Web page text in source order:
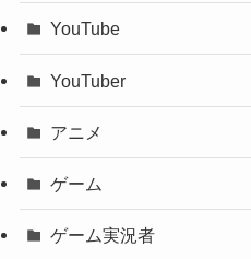
YouTube
YouTuber
アニメ
ゲーム
ゲーム実況者